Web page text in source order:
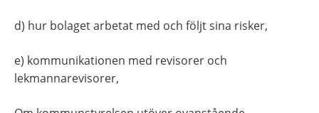
d) hur bolaget arbetat med och följt sina risker,
e) kommunikationen med revisorer och
lekmannarevisorer,